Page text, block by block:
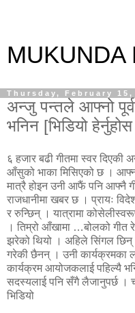
MUKUNDA
Thursday, February 15,
अन्जु पन्तले आफ्नो
भनिन [भिडियो
६ हजार बढी गीतमा स्वर दिएकी
आँसुको भाका मिसिएको छ ।
मात्रै होइन उनी आफैं पनि
राजधानीमा खबर छ । प्रायः
र रुन्छिन् । यात्रामा
। तिम्रो आँखामा …बोलको गीत
झरेको थियो । अहिले सिंगल
गरेकी छैनन् । उनी कार्यक्रमका
कार्यक्रम आयोजकलाई पहिल्यै
सदस्यलाई पनि सँगै लैजानुपर्छ ।
भिडियो